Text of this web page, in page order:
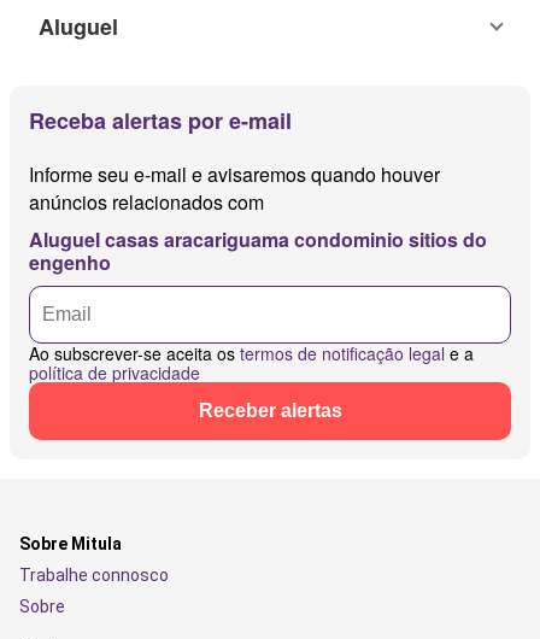
Aluguel
Receba alertas por e-mail
Informe seu e-mail e avisaremos quando houver
anúncios relacionados com
Aluguel casas aracariguama condominio sitios do
engenho
Ao subscrever-se aceita os termos de notificação legal e a
política de privacidade
Receber alertas
Sobre Mitula
Trabalhe connosco
Sobre